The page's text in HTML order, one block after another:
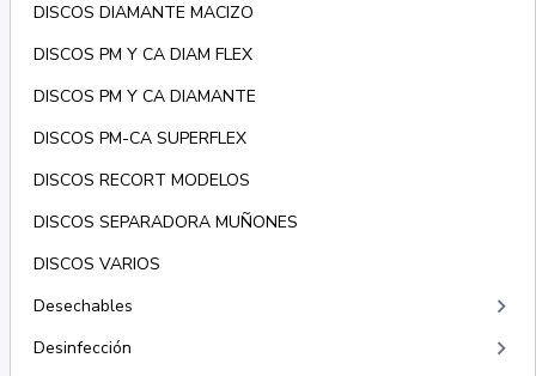
DISCOS DIAMANTE MACIZO
DISCOS PM Y CA DIAM FLEX
DISCOS PM Y CA DIAMANTE
DISCOS PM-CA SUPERFLEX
DISCOS RECORT MODELOS
DISCOS SEPARADORA MUÑONES
DISCOS VARIOS
Desechables
keyboard_arrow_right
Desinfección keyboard_arrow_right